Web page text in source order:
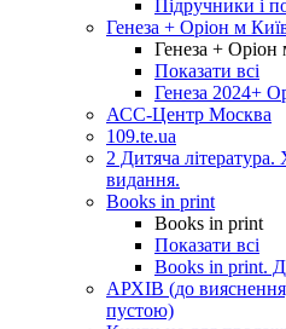
Підручники і
Генеза + Оріон м
Генеза + Оріон
Показати всі
Генеза 2024+
АСС-Центр Москва
109.te.ua
2 Дитяча література.
видання.
Books in print
Books in print
Показати всі
Books in print.
АРХІВ (до
пустою)